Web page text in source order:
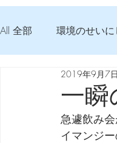
All 全部 環境のせい
弦交換の記録
Imanjy Studio 使われ
一
2019年9月7日
急遽飲み会
イマンジ